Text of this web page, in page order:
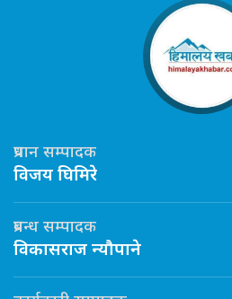
प्रधान सम्पादक
विजय घिमिरे
प्रबन्ध सम्पादक
विकासराज न्यौपाने